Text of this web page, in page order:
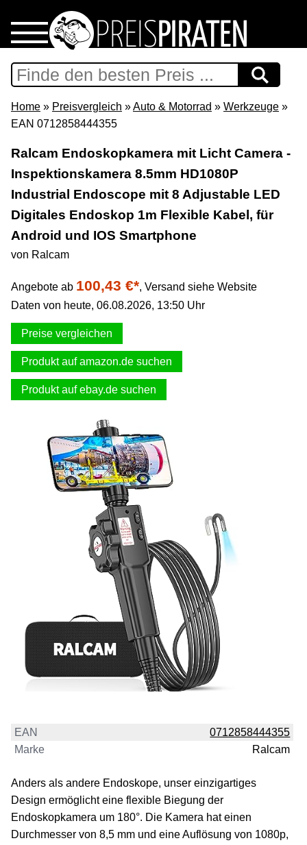
Home
Download
Support & Newsletter
Presse
Datenschutz
Impressum
Home » Preisvergleich »Auto & Motorrad » Werkzeuge »
EAN 0712858444355
Ralcam Endoskopkamera mit Licht Camera -
Inspektionskamera 8.5mm HD1080P
Industrial Endoscope mit 8 Adjustable LED
Digitales Endoskop 1m Flexible Kabel, für
Android und IOS Smartphone
von Ralcam
Angebote ab 100,43 €*, Versand siehe Website
Daten von heute, 06.08.2026, 13:50 Uhr
Preise vergleichen
Produkt auf amazon.de suchen
Produkt auf ebay.de suchen
EAN
0712858444355
Marke
Ralcam
Anders als andere Endoskope, unser einzigartiges
Design ermöglicht eine flexible Biegung der
Endoskopkamera um 180°. Die Kamera hat einen
Durchmesser von 8,5 mm und eine Auflösung von 1080p,